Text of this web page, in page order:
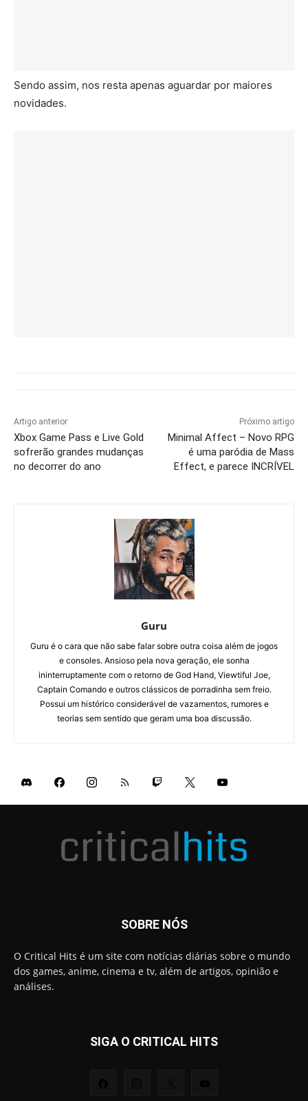
Sendo assim, nos resta apenas aguardar por maiores
novidades.
Artigo anterior
Xbox Game Pass e Live Gold
sofrerão grandes mudanças
no decorrer do ano
Próximo artigo
Minimal Affect – Novo RPG
é uma paródia de Mass
Effect, e parece INCRÍVEL
Guru
Guru é o cara que não sabe falar sobre outra coisa além de jogos
e consoles. Ansioso pela nova geração, ele sonha
ininterruptamente com o retorno de God Hand, Viewtiful Joe,
Captain Comando e outros clássicos de porradinha sem freio.
Possui um histórico considerável de vazamentos, rumores e
teorias sem sentido que geram uma boa discussão.
SOBRE NÓS
O Critical Hits é um site com notícias diárias sobre o mundo
dos games, anime, cinema e tv, além de artigos, opinião e
análises.
SIGA O CRITICAL HITS